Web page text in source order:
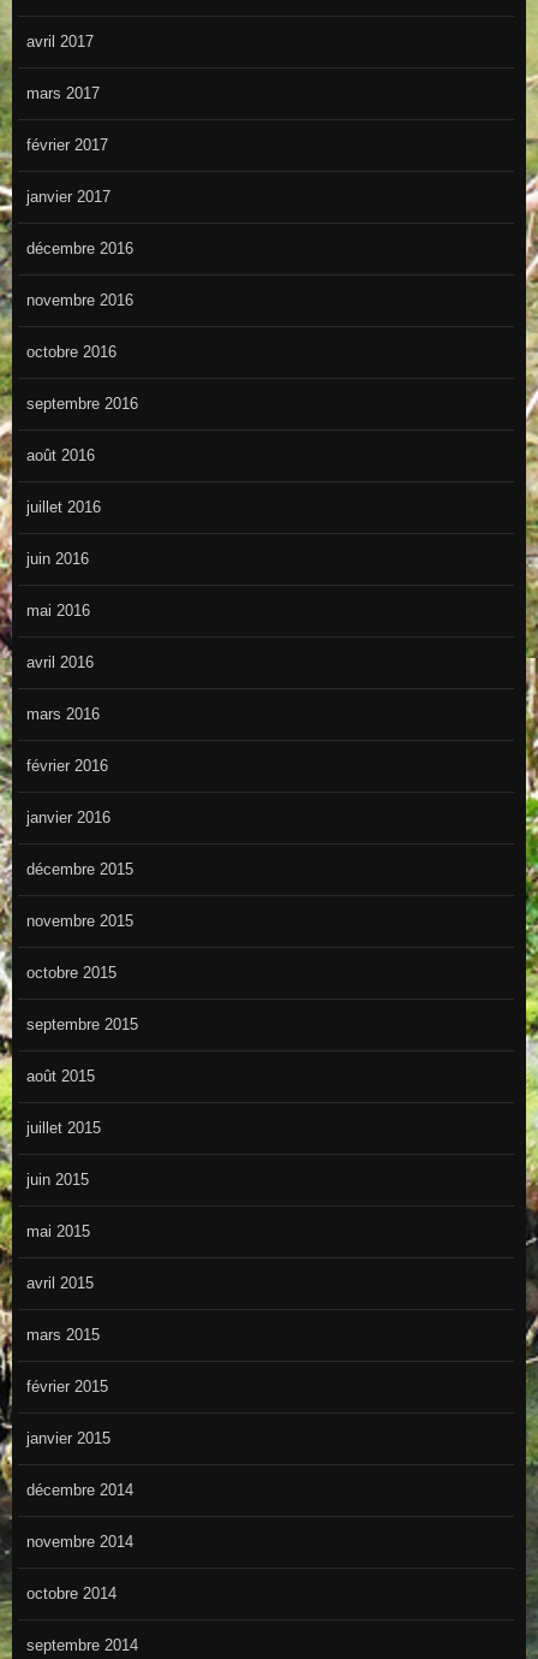
avril 2017
mars 2017
février 2017
janvier 2017
décembre 2016
novembre 2016
octobre 2016
septembre 2016
août 2016
juillet 2016
juin 2016
mai 2016
avril 2016
mars 2016
février 2016
janvier 2016
décembre 2015
novembre 2015
octobre 2015
septembre 2015
août 2015
juillet 2015
juin 2015
mai 2015
avril 2015
mars 2015
février 2015
janvier 2015
décembre 2014
novembre 2014
octobre 2014
septembre 2014